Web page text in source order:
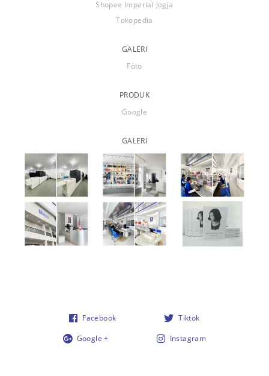
Shopee Imperial Jogja
Tokopedia
GALERI
Foto
PRODUK
Google
GALERI
Facebook
Tiktok
Google +
Instagram